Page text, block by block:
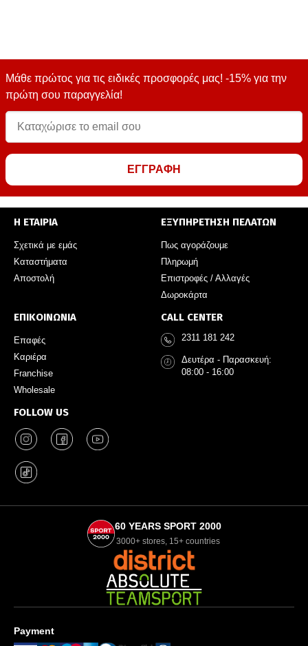
Μάθε πρώτος για τις ειδικές προσφορές μας! -15% για την
πρώτη σου παραγγελία!
ΕΓΓΡΑΦΗ
Η ΕΤΑΙΡΙΑ
Σχετικά με εμάς
Καταστήματα
Αποστολή
ΕΞΥΠΗΡΕΤΗΣΗ ΠΕΛΑΤΩΝ
Πως αγοράζουμε
Πληρωμή
Επιστροφές / Αλλαγές
Δωροκάρτα
ΕΠΙΚΟΙΝΩΝΙΑ
Επαφές
Καριέρα
Franchise
Wholesale
FOLLOW US
CALL CENTER
2311 181 242
Δευτέρα - Παρασκευή:
08:00 - 16:00
60 YEARS SPORT 2000
3000+ stores, 15+ countries
Payment